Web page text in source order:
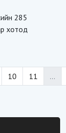
285
хотод
10 11 ...